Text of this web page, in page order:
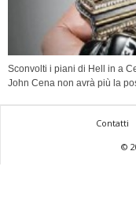
Sconvolti i piani di Hell in a
John Cena non avrà più la
Contatti
©